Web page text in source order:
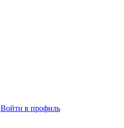
Войти в профиль